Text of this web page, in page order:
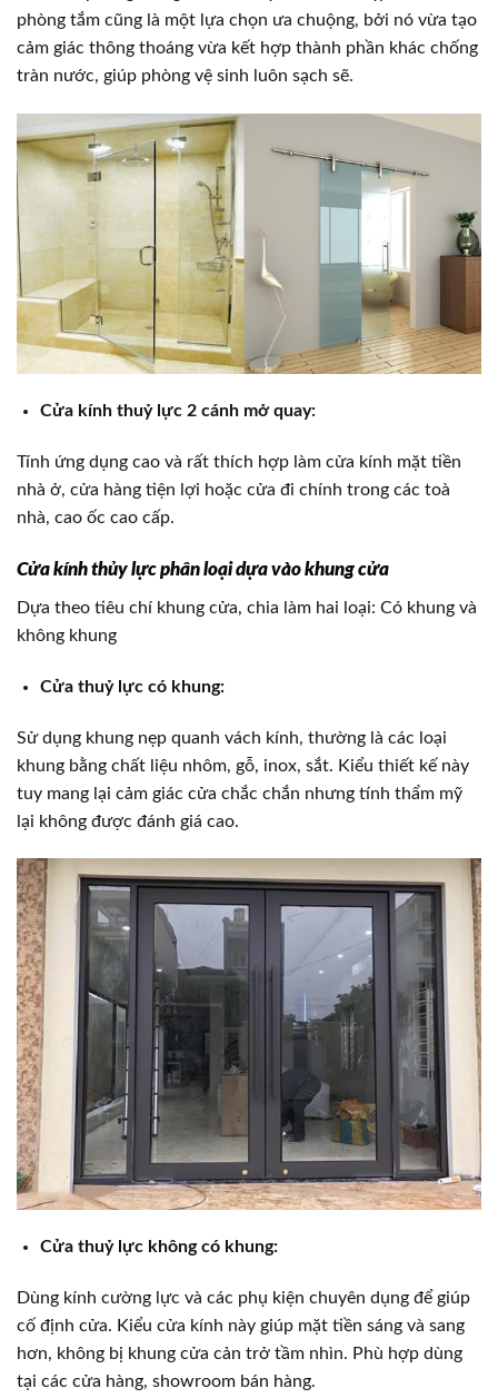
phòng tắm cũng là một lựa chọn ưa chuộng, bởi nó vừa tạo
cảm giác thông thoáng vừa kết hợp thành phần khác chống
tràn nước, giúp phòng vệ sinh luôn sạch sẽ.
Cửa kính thuỷ lực 2 cánh mở quay:
Tính ứng dụng cao và rất thích hợp làm cửa kính mặt tiền
nhà ở, cửa hàng tiện lợi hoặc cửa đi chính trong các toà
nhà, cao ốc cao cấp.
Cửa kính thủy lực phân loại dựa vào khung cửa
Dựa theo tiêu chí khung cửa, chia làm hai loại: Có khung và
không khung
Cửa thuỷ lực có khung:
Sử dụng khung nẹp quanh vách kính, thường là các loại
khung bằng chất liệu nhôm, gỗ, inox, sắt. Kiểu thiết kế này
tuy mang lại cảm giác cửa chắc chắn nhưng tính thẩm mỹ
lại không được đánh giá cao.
Cửa thuỷ lực không có khung:
Dùng kính cường lực và các phụ kiện chuyên dụng để giúp
cố định cửa. Kiểu cửa kính này giúp mặt tiền sáng và sang
hơn, không bị khung cửa cản trở tầm nhìn. Phù hợp dùng
tại các cửa hàng, showroom bán hàng.